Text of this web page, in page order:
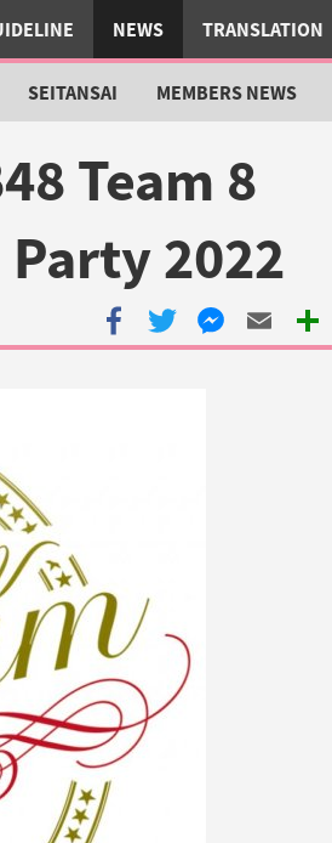
NEWS TRANSLATION
SEITANSAI MEMBERS NEWS
Team 8
2022
ShareShareShareShareMore